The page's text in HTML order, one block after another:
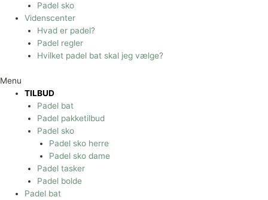
Padel sko
Videnscenter
Hvad er padel?
Padel regler
Hvilket padel bat skal jeg vælge?
Menu
TILBUD
Padel bat
Padel pakketilbud
Padel sko
Padel sko herre
Padel sko dame
Padel tasker
Padel bolde
Padel bat